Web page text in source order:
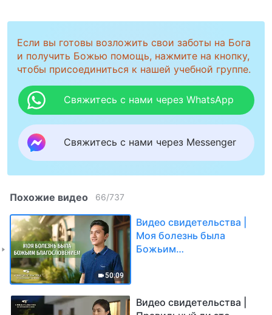
Если вы готовы возложить свои заботы на Бога
и получить Божью помощь, нажмите на кнопку,
чтобы присоединиться к нашей учебной группе.
Свяжитесь с нами через WhatsApp
Свяжитесь с нами через Messenger
Похожие видео 66/737
50:09
Видео свидетельства |
Моя болезнь была
Божьим
Видео свидетельства |